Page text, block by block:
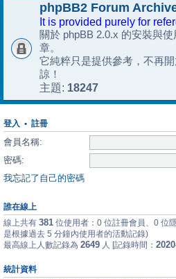
phpBB2 Forum
It is provided purely for
關於 phpBB 2.0.x 的安裝與
章。
它純粹只是提供參考，不再
諒！
主題: 18247
登入 • 註冊
會員名稱:
密碼:
我忘記了自己的密碼
誰在線上
線上共有 381 位使用者：0 位註冊會員、0 位
是根據過去 5 分鐘內使用者的活動記錄)
最高線上人數記錄為 2649 人 [記錄時間：
統計資料